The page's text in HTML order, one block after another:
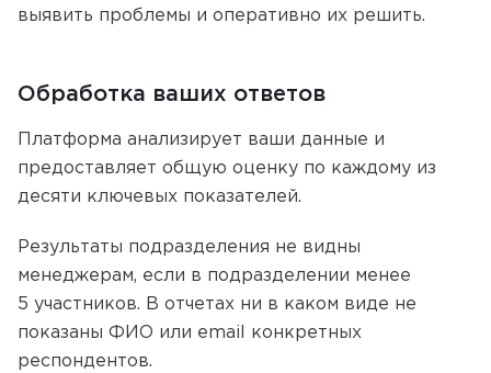
выявить проблемы и оперативно их решить.
Обработка ваших ответов
Платформа анализирует ваши данные и
предоставляет общую оценку по каждому из
десяти ключевых показателей.
Результаты подразделения не видны
менеджерам, если в подразделении менее
5 участников. В отчетах ни в каком виде не
показаны ФИО или email конкретных
респондентов.